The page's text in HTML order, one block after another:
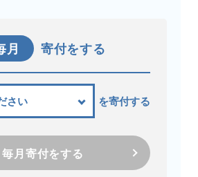
月 寄付をする
を寄付する
毎月寄付をする